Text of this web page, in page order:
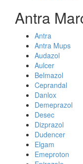
Antra
Antra
Antra Mups
Audazol
Aulcer
Belmazol
Ceprandal
Danlox
Demeprazol
Desec
Dizprazol
Dudencer
Elgam
Emeproton